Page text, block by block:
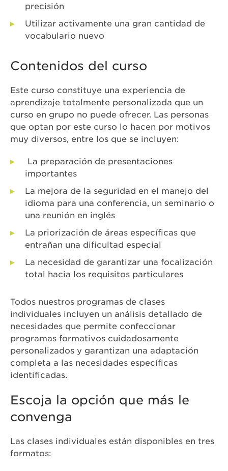
precisión
Utilizar activamente una gran cantidad de
vocabulario nuevo
Contenidos del curso
Este curso constituye una experiencia de
aprendizaje totalmente personalizada que un
curso en grupo no puede ofrecer. Las personas
que optan por este curso lo hacen por motivos
muy diversos, entre los que se incluyen:
La preparación de presentaciones
importantes
La mejora de la seguridad en el manejo del
idioma para una conferencia, un seminario o
una reunión en inglés
La priorización de áreas específicas que
entrañan una dificultad especial
La necesidad de garantizar una focalización
total hacia los requisitos particulares
Todos nuestros programas de clases
individuales incluyen un análisis detallado de
necesidades que permite confeccionar
programas formativos cuidadosamente
personalizados y garantizan una adaptación
completa a las necesidades específicas
identificadas.
Escoja la opción que más le
convenga
Las clases individuales están disponibles en tres
formatos: